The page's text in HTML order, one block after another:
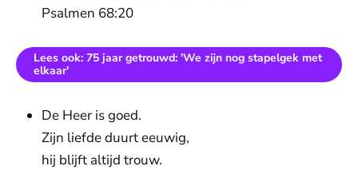
Psalmen 68:20
Lees ook: 75 jaar getrouwd: 'We zijn nog stapelgek met
elkaar'
De Heer is goed.
Zijn liefde duurt eeuwig,
hij blijft altijd trouw.